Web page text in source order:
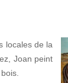
locales de la
Joan peint